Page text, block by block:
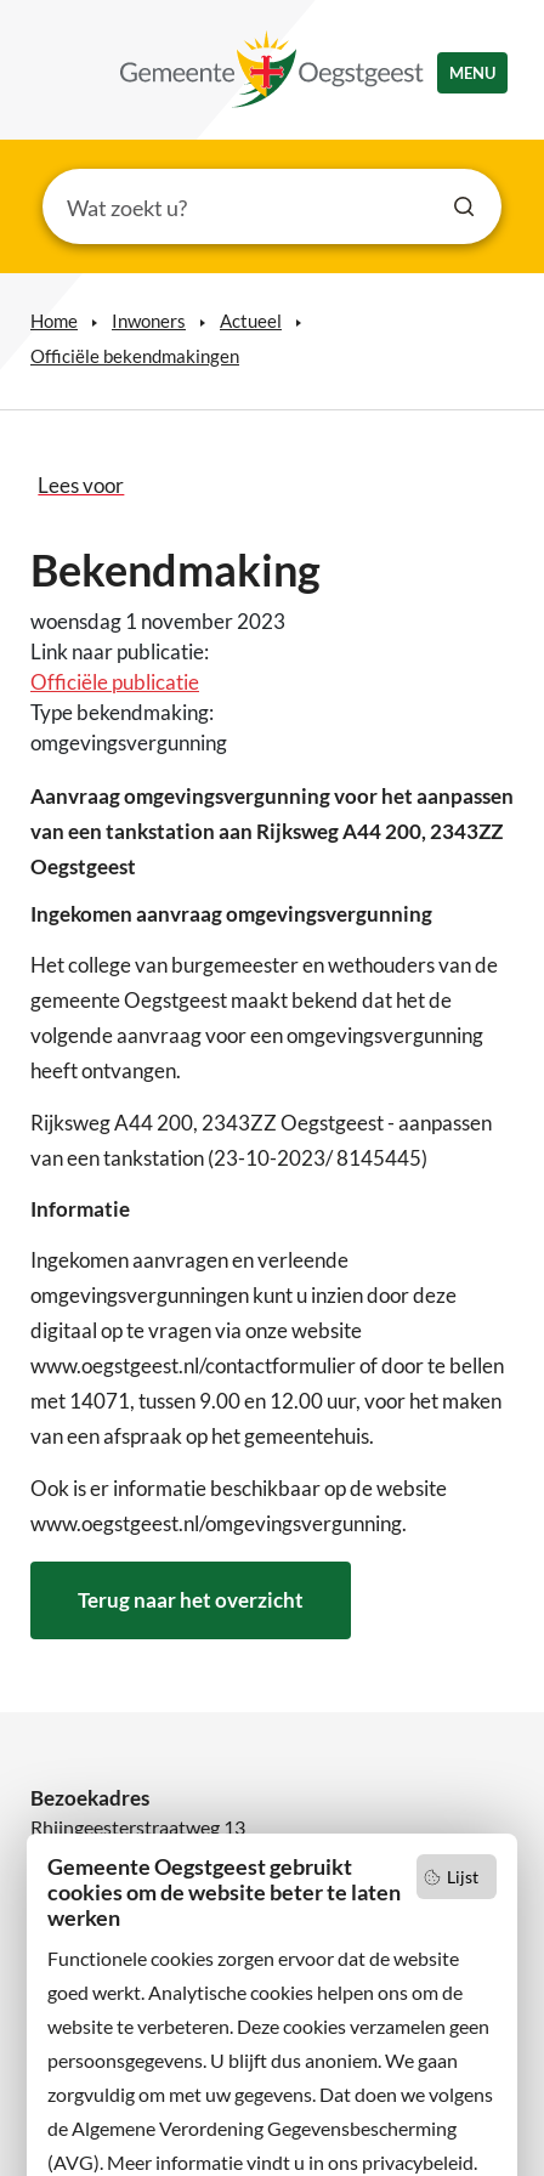
Lijst
Gemeente Oegstgeest gebruikt
cookies om de website beter te laten
werken
Functionele cookies zorgen ervoor dat de website
goed werkt. Analytische cookies helpen ons om de
website te verbeteren. Deze cookies verzamelen geen
persoonsgegevens. U blijft dus anoniem. We gaan
zorgvuldig om met uw gegevens. Dat doen we volgens
de Algemene Verordening Gegevensbescherming
(AVG). Meer informatie vindt u in ons privacybeleid.
MENU
Home Inwoners
Actueel
Officiële bekendmakingen
Lees voor
Bekendmaking
woensdag 1 november 2023
Link naar publicatie:
Officiële publicatie
Type bekendmaking:
omgevingsvergunning
Aanvraag omgevingsvergunning voor het aanpassen
van een tankstation aan Rijksweg A44 200, 2343ZZ
Oegstgeest
Ingekomen aanvraag omgevingsvergunning
Het college van burgemeester en wethouders van de
gemeente Oegstgeest maakt bekend dat het de
volgende aanvraag voor een omgevingsvergunning
heeft ontvangen.
Rijksweg A44 200, 2343ZZ Oegstgeest - aanpassen
van een tankstation (23-10-2023/ 8145445)
Informatie
Ingekomen aanvragen en verleende
omgevingsvergunningen kunt u inzien door deze
digitaal op te vragen via onze website
www.oegstgeest.nl/contactformulier of door te bellen
met 14071, tussen 9.00 en 12.00 uur, voor het maken
van een afspraak op het gemeentehuis.
Ook is er informatie beschikbaar op de website
www.oegstgeest.nl/omgevingsvergunning.
Terug naar het overzicht
Bezoekadres
Rhijngeesterstraatweg 13
2342 AN Oegstgeest
Wilt u niets missen?
en volg ons ook op sociale media.
Facebook
X
Instagram